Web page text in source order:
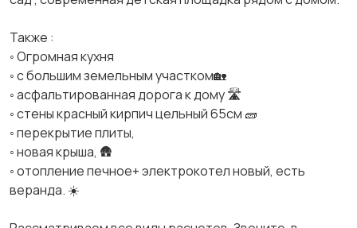
Также :
◦ Огромная кухня
◦ с большим земельным участком🏡
◦ асфальтированная дорога к дому 🛣️
◦ стены красный кирпич цельный 65см 🧱
◦ перекрытие плиты,
◦ новая крыша, 🛖
◦ отопление печное+ электрокотел новый, есть
веранда. ☀️